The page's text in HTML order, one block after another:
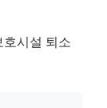
시설 퇴소